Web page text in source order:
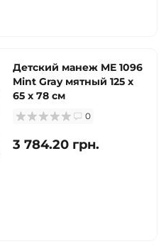
Детский манеж ME 1096
Mint Gray мятный 125 х
65 х 78 см
0
3 784.20 грн.